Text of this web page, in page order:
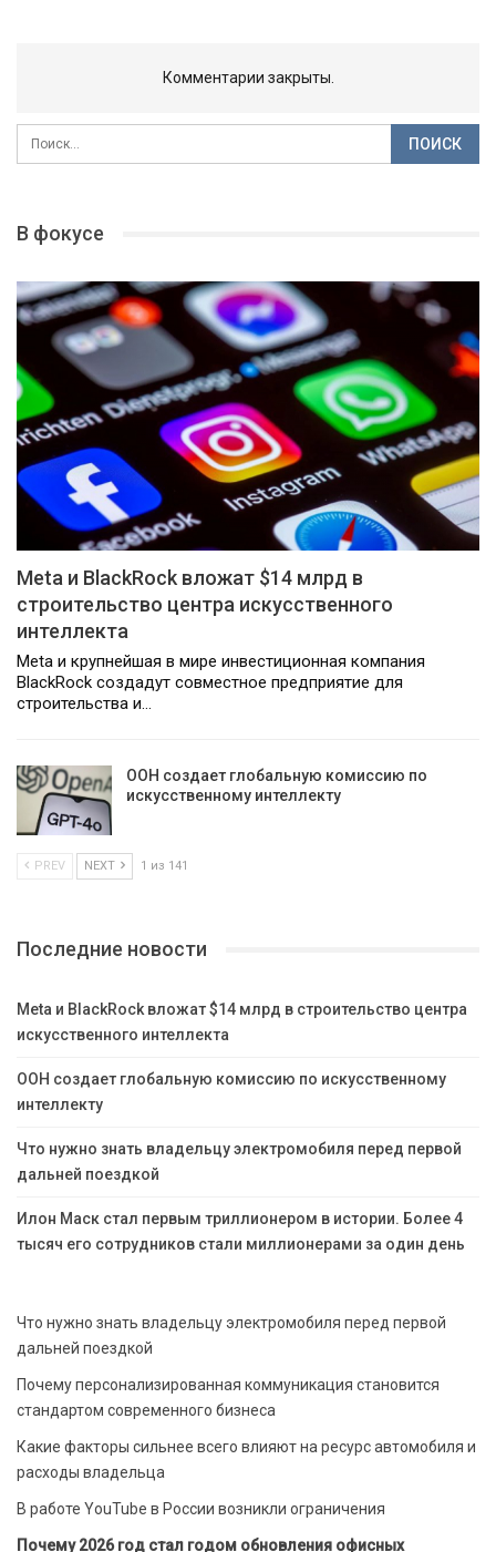
Комментарии закрыты.
В фокусе
Meta и BlackRock вложат $14 млрд в
строительство центра искусственного
интеллекта
Meta и крупнейшая в мире инвестиционная компания
BlackRock создадут совместное предприятие для
строительства и…
ООН создает глобальную комиссию по
искусственному интеллекту
PREV NEXT 1 из 141
Последние новости
Meta и BlackRock вложат $14 млрд в строительство центра
искусственного интеллекта
ООН создает глобальную комиссию по искусственному
интеллекту
Что нужно знать владельцу электромобиля перед первой
дальней поездкой
Илон Маск стал первым триллионером в истории. Более 4
тысяч его сотрудников стали миллионерами за один день
Что нужно знать владельцу электромобиля перед первой
дальней поездкой
Почему персонализированная коммуникация становится
стандартом современного бизнеса
Какие факторы сильнее всего влияют на ресурс автомобиля и
расходы владельца
В работе YouTube в России возникли ограничения
Почему 2026 год стал годом обновления офисных